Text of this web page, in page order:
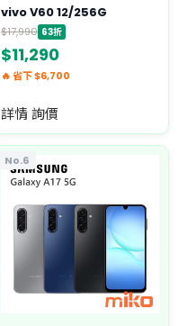
vivo V60 12/256G
$17,990 63折
$11,290
🔥 省下 $6,700
詳情 詢價
No.6